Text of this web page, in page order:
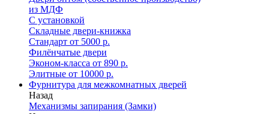
из МДФ
С установкой
Складные двери-книжка
Стандарт от 5000 р.
Филёнчатые двери
Эконом-класса от 890 р.
Элитные от 10000 р.
Фурнитура для межкомнатных дверей
Назад
Механизмы запирания (Замки)